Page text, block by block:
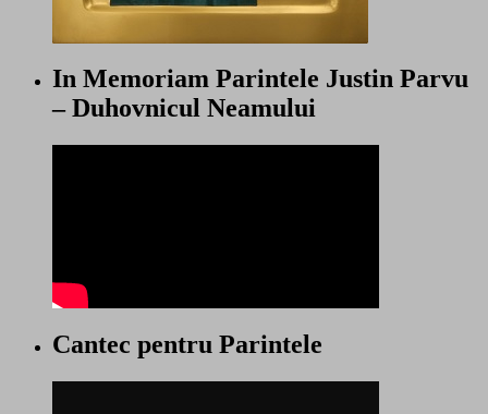
In Memoriam Parintele Justin Parvu
– Duhovnicul Neamului
Cantec pentru Parintele